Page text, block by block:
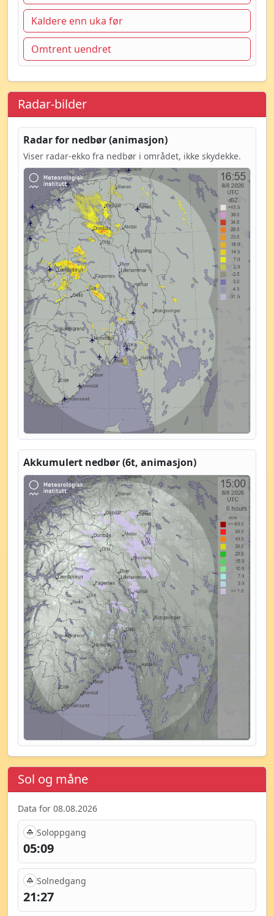
Kaldere enn uka før
Omtrent uendret
Radar-bilder
Radar for nedbør (animasjon)
Viser radar-ekko fra nedbør i området, ikke skydekke.
Akkumulert nedbør (6t, animasjon)
Sol og måne
Data for 08.08.2026
Soloppgang
05:09
Solnedgang
21:27